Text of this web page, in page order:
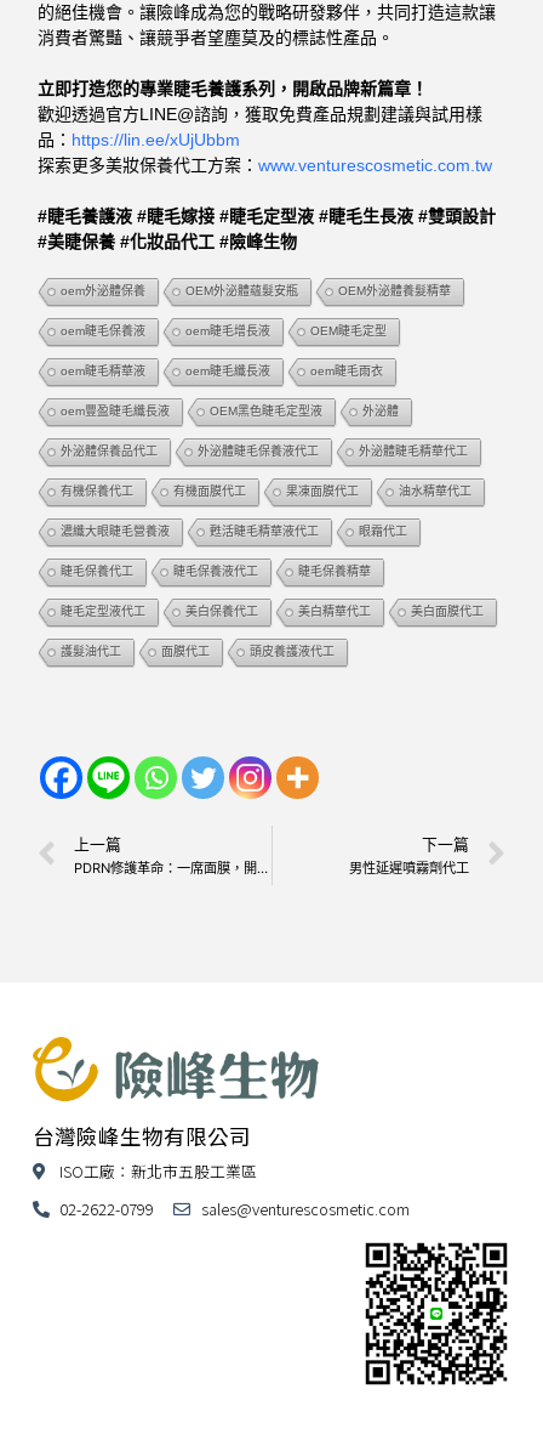
的絕佳機會。讓險峰成為您的戰略研發夥伴，共同打造這款讓
消費者驚豔、讓競爭者望塵莫及的標誌性產品。
立即打造您的專業睫毛養護系列，開啟品牌新篇章！
歡迎透過官方LINE@諮詢，獲取免費產品規劃建議與試用樣
品： https://lin.ee/xUjUbbm
探索更多美妝保養代工方案：www.venturescosmetic.com.tw
#睫毛養護液 #睫毛嫁接 #睫毛定型液 #睫毛生長液 #雙頭設計
#美睫保養 #化妝品代工 #險峰生物
oem外泌體保養 OEM外泌體蘊髮安瓶 OEM外泌體養髮精華
oem睫毛保養液 oem睫毛增長液 OEM睫毛定型
oem睫毛精華液 oem睫毛纖長液 oem睫毛雨衣
oem豐盈睫毛纖長液 OEM黑色睫毛定型液 外泌體
外泌體保養品代工 外泌體睫毛保養液代工 外泌體睫毛精華代工
有機保養代工 有機面膜代工 果凍面膜代工 油水精華代工
濃纖大眼睫毛營養液 甦活睫毛精華液代工 眼霜代工
睫毛保養代工 睫毛保養液代工 睫毛保養精華
睫毛定型液代工 美白保養代工 美白精華代工 美白面膜代工
護髮油代工 面膜代工 頭皮養護液代工
上一篇
PDRN修護革命：一席面膜，開啟居家修護新紀元
下一篇
男性延遲噴霧劑代工
台灣險峰生物有限公司
ISO工廠：新北市五股工業區
02-2622-0799
sales@venturescosmetic.com